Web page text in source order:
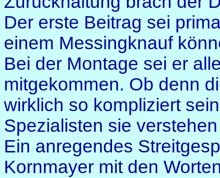
Der erste Beitrag sei
einem Messingknauf
Bei der Montage sei er
mitgekommen. Ob denn
wirklich so kompliziert
Spezialisten sie
Ein anregendes
Kornmayer mit den